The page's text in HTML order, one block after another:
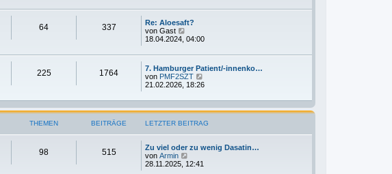
a e
e
i
g
64 337
Re: Aloesaft?
von Gast
e
e
t
e
r
e
i
t
r
a
g
18.04.2024, 04:00
225 1764
7. Hamburger Patient/-innenko…
von PMF2SZT
e
e
s
e
r
e
t
21.02.2026, 18:26
THEMEN BEITRÄGE LETZTER BEITRAG
98 515
Zu viel oder zu wenig Dasatin…
von Armin
e
28.11.2025, 12:41